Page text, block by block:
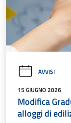
AVVISI
15 GIUGNO 2026
Modifica
alloggi di